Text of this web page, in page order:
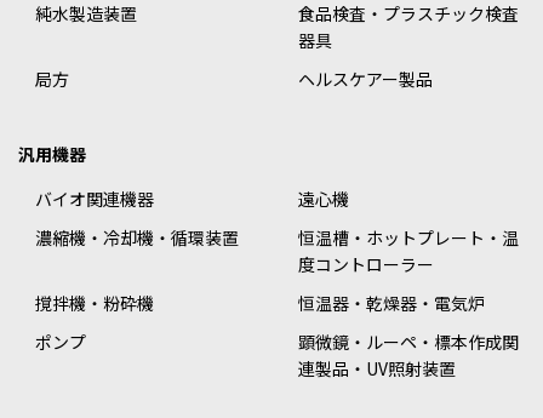
純水製造装置
食品検査・プラスチック検査
器具
局方
ヘルスケアー製品
汎用機器
バイオ関連機器
遠心機
濃縮機・冷却機・循環装置
恒温槽・ホットプレート・温
度コントローラー
撹拌機・粉砕機
恒温器・乾燥器・電気炉
ポンプ
顕微鏡・ルーペ・標本作成関
連製品・UV照射装置